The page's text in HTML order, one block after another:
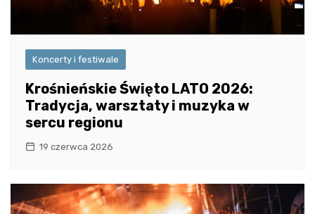
Koncerty i festiwale
Krośnieńskie Święto LATO 2026:
Tradycja, warsztaty i muzyka w
sercu regionu
19 czerwca 2026